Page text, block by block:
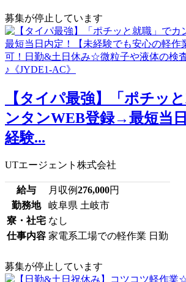
募集が停止しています
【タイパ最強】「ポチッ
ンタンWEB登録→最短当
経験...
UTエージェント株式会社
給与 月収例276,000円
勤務地
岐阜県 土岐市
寮・社宅 なし
仕事内容 家電系工場での軽作業 日勤
募集が停止しています